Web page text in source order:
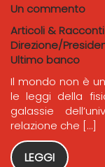
Un commento
Articoli & Racconti
Direzione/
Ultimo banco
Il mondo non è
le leggi della
galassie
relazione che […]
LEGGI